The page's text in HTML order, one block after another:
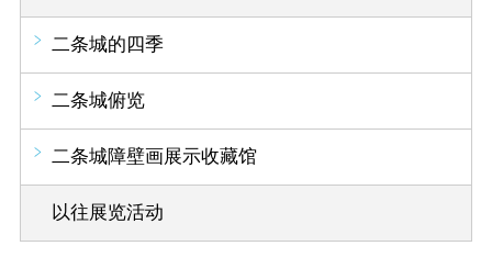
二条城的四季
二条城俯览
二条城障壁画展示收藏馆
以往展览活动